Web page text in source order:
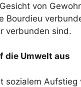
von
Bourdieu
verbunden sind.
die Umwelt aus
sozialem